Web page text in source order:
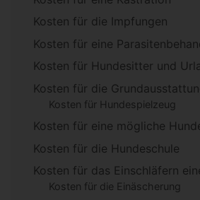
Kosten für die Impfungen
Kosten für eine
Kosten für Hundesitter und
Kosten für die
Kosten für Hundespielzeug
Kosten für eine mögliche
Kosten für die Hundeschule
Kosten für das Einschläfern
Kosten für die Einäscherung